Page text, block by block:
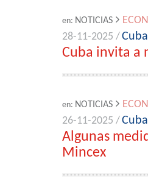
en: NOTICIAS
28-11-2025 /
Cuba invita a
en: NOTICIAS
26-11-2025 /
Algunas
Mincex